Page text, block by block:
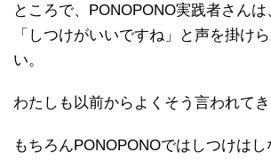
ところで、PONOPONO実践者さん
「しつけがいいですね」と声を掛け
い。
わたしも以前からよくそう言われてき
もちろんPONOPONOではしつけは